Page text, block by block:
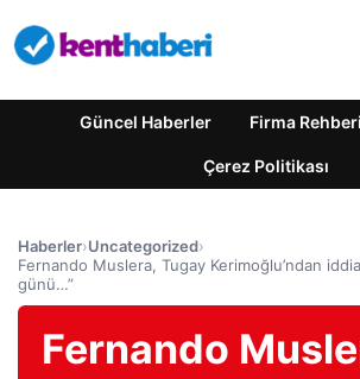
Güncel Haberler Firma Rehberi
Çerez Politikası
Haberler›Uncategorized›
Fernando Muslera, Tugay Kerimoğlu’ndan
günü…”
Fernando